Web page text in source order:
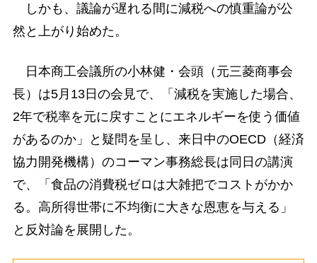
しかも、議論が遅れる間に減税への慎重論が公
然と上がり始めた。
日本商工会議所の小林健・会頭（元三菱商事会
長）は5月13日の会見で、「減税を実施した場合、
2年で税率を元に戻すことにエネルギーを使う価値
があるのか」と疑問を呈し、来日中のOECD（経済
協力開発機構）のコーマン事務総長は同日の講演
で、「食品の消費税ゼロは大雑把でコストがかか
る。高所得世帯に不均衡に大きな恩恵を与える」
と反対論を展開した。